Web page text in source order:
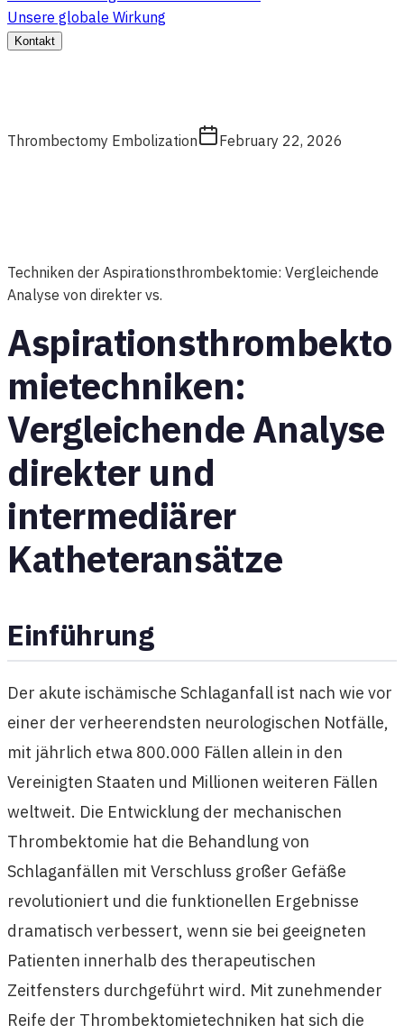
Unsere globale Wirkung
Kontakt
Thrombectomy Embolization February 22, 2026
Techniken der Aspirationsthrombektomie: Vergleichende
Analyse von direkter vs.
Aspirationsthrombekto
mietechniken:
Vergleichende Analyse
direkter und
intermediärer
Katheteransätze
Einführung
Der akute ischämische Schlaganfall ist nach wie vor
einer der verheerendsten neurologischen Notfälle,
mit jährlich etwa 800.000 Fällen allein in den
Vereinigten Staaten und Millionen weiteren Fällen
weltweit. Die Entwicklung der mechanischen
Thrombektomie hat die Behandlung von
Schlaganfällen mit Verschluss großer Gefäße
revolutioniert und die funktionellen Ergebnisse
dramatisch verbessert, wenn sie bei geeigneten
Patienten innerhalb des therapeutischen
Zeitfensters durchgeführt wird. Mit zunehmender
Reife der Thrombektomietechniken hat sich die